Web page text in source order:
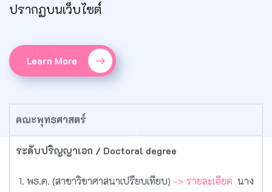
ปรากฏบนเว็บไซต์
Learn More
คณะพุทธศาสตร์
ระดับปริญญาเอก / Doctoral degree
พธ.ด. (สาขาวิชาศาสนาเปรียบเทียบ) -> รายละเอียด นาง